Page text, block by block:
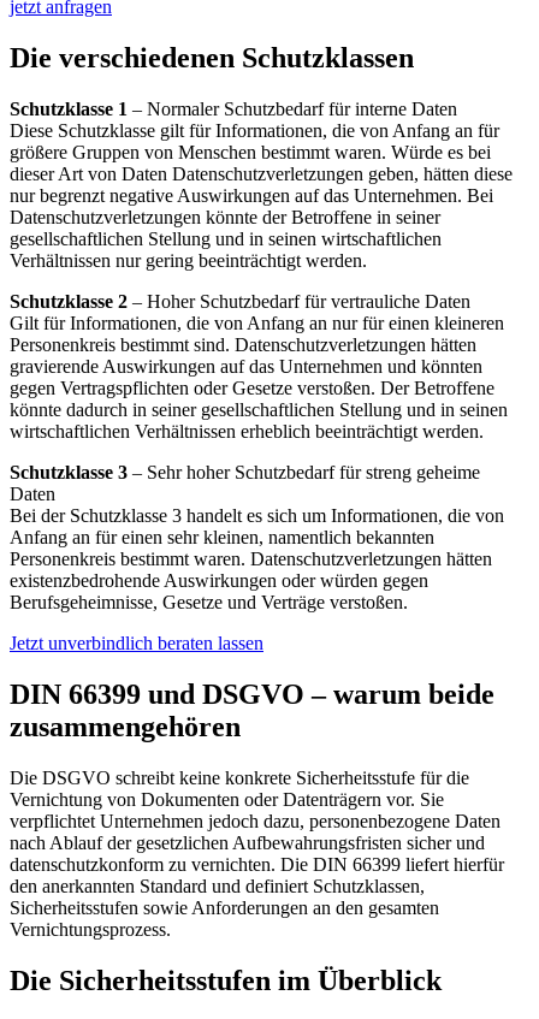
jetzt anfragen
Die verschiedenen Schutzklassen
Schutzklasse 1 – Normaler Schutzbedarf für interne Daten
Diese Schutzklasse gilt für Informationen, die von Anfang an für
größere Gruppen von Menschen bestimmt waren. Würde es bei
dieser Art von Daten Datenschutzverletzungen geben, hätten diese
nur begrenzt negative Auswirkungen auf das Unternehmen. Bei
Datenschutzverletzungen könnte der Betroffene in seiner
gesellschaftlichen Stellung und in seinen wirtschaftlichen
Verhältnissen nur gering beeinträchtigt werden.
Schutzklasse 2 – Hoher Schutzbedarf für vertrauliche Daten
Gilt für Informationen, die von Anfang an nur für einen kleineren
Personenkreis bestimmt sind. Datenschutzverletzungen hätten
gravierende Auswirkungen auf das Unternehmen und könnten
gegen Vertragspflichten oder Gesetze verstoßen. Der Betroffene
könnte dadurch in seiner gesellschaftlichen Stellung und in seinen
wirtschaftlichen Verhältnissen erheblich beeinträchtigt werden.
Schutzklasse 3 – Sehr hoher Schutzbedarf für streng geheime
Daten
Bei der Schutzklasse 3 handelt es sich um Informationen, die von
Anfang an für einen sehr kleinen, namentlich bekannten
Personenkreis bestimmt waren. Datenschutzverletzungen hätten
existenzbedrohende Auswirkungen oder würden gegen
Berufsgeheimnisse, Gesetze und Verträge verstoßen.
Jetzt unverbindlich beraten lassen
DIN 66399 und DSGVO – warum beide
zusammengehören
Die DSGVO schreibt keine konkrete Sicherheitsstufe für die
Vernichtung von Dokumenten oder Datenträgern vor. Sie
verpflichtet Unternehmen jedoch dazu, personenbezogene Daten
nach Ablauf der gesetzlichen Aufbewahrungsfristen sicher und
datenschutzkonform zu vernichten. Die DIN 66399 liefert hierfür
den anerkannten Standard und definiert Schutzklassen,
Sicherheitsstufen sowie Anforderungen an den gesamten
Vernichtungsprozess.
Die Sicherheitsstufen im Überblick